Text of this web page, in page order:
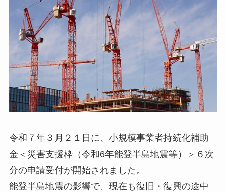
令和７年３月２１日に、小規模事業者持続化補助
金＜災害支援枠（令和6年能登半島地震等）＞６次
分の申請受付が開始されました。
能登半島地震の影響で、現在も復旧・復興の途中